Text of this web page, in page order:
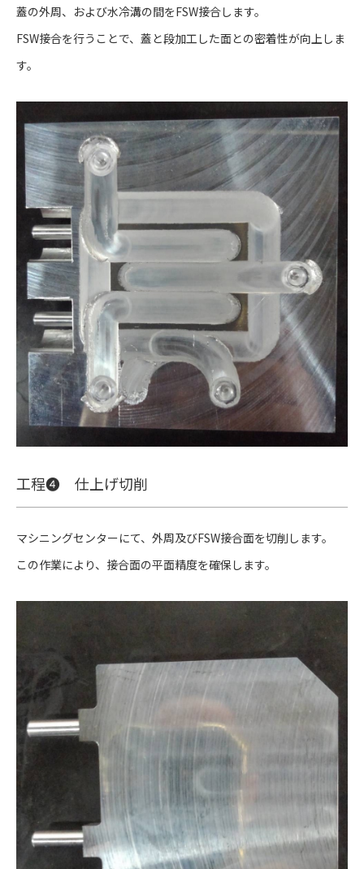
蓋の外周、および水冷溝の間をFSW接合します。
FSW接合を行うことで、蓋と段加工した面との密着性が向上しま
す。
工程❹ 仕上げ切削
マシニングセンターにて、外周及びFSW接合面を切削します。
この作業により、接合面の平面精度を確保します。